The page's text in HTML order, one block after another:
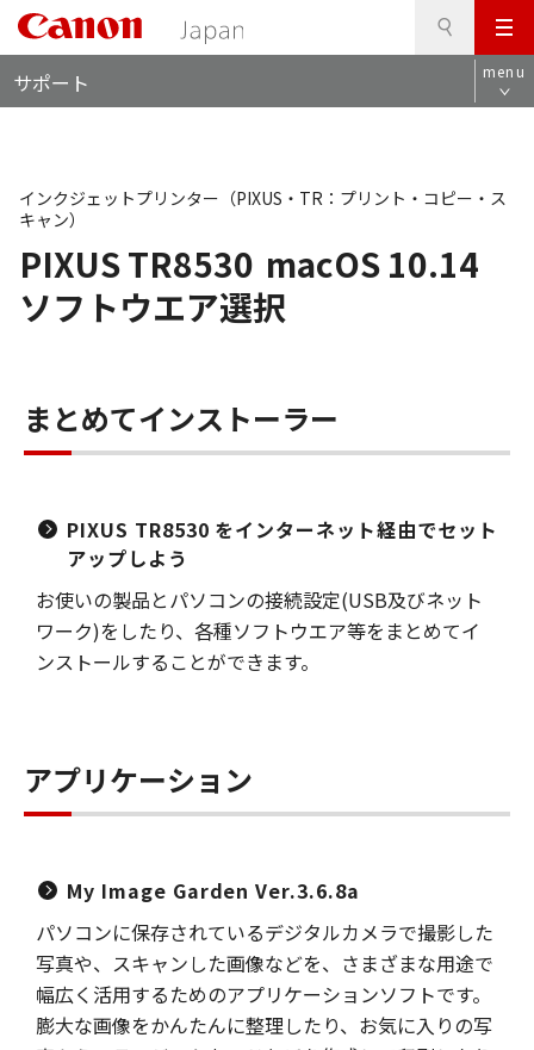
メ
ニ
ュ
サポート menu
PIXUS TR8530 macOS 10.14
ソフトウエア選択
インクジェットプリンター（PIXUS・TR：プリント・コピー・ス
キャン）
まとめてインストーラー
PIXUS TR8530 をインターネット経由でセット
アップしよう
お使いの製品とパソコンの接続設定(USB及びネット
ワーク)をしたり、各種ソフトウエア等をまとめてイ
ンストールすることができます。
アプリケーション
My Image Garden Ver.3.6.8a
パソコンに保存されているデジタルカメラで撮影した
写真や、スキャンした画像などを、さまざまな用途で
幅広く活用するためのアプリケーションソフトです。
膨大な画像をかんたんに整理したり、お気に入りの写